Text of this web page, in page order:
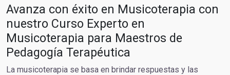
Avanza con éxito en Musicoterapia con
nuestro Curso Experto en
Musicoterapia para Maestros de
Pedagogía Terapéutica
La musicoterapia se basa en brindar respuestas y las